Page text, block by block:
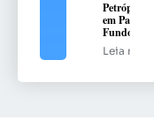
Petrópolis,
em Passo
Fundo
Leia mais